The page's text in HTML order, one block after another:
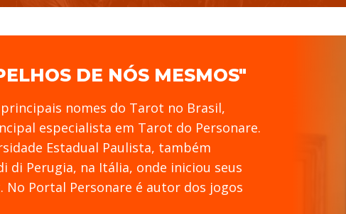
DE NÓS MESMOS"
nomes do Tarot no Brasil,
especialista em Tarot do Personare.
Estadual Paulista, também
di Perugia, na Itália, onde iniciou seus
Portal Personare é autor dos jogos